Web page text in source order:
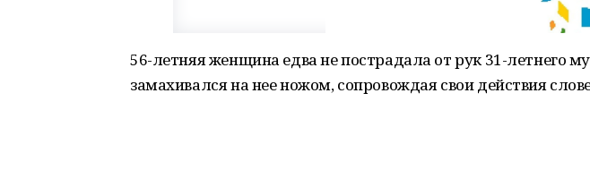
56-летняя женщина едва не пострадала от рук 31-летнего
замахивался на нее ножом, сопровождая свои действия